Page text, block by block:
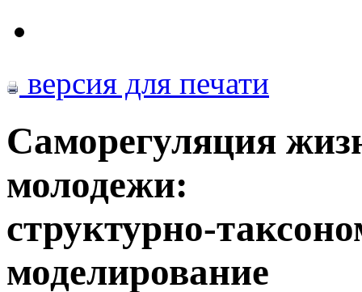
версия для печати
Саморегуляция
молодежи:
структурно-
моделирование